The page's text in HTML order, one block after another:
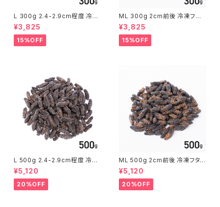
L 300g 2.4-2.9cm程度 冷凍
クロコ クロコオロギ
¥3,825
15%OFF
ML 300g 2cm前後 冷凍フタ
ホシ フタホシコオロギ
¥3,825
15%OFF
L 500g 2.4-2.9cm程度 冷凍
クロコ クロコオロギ
¥5,120
20%OFF
ML 500g 2cm前後 冷凍フタ
ホシ フタホシコオロギ
¥5,120
20%OFF